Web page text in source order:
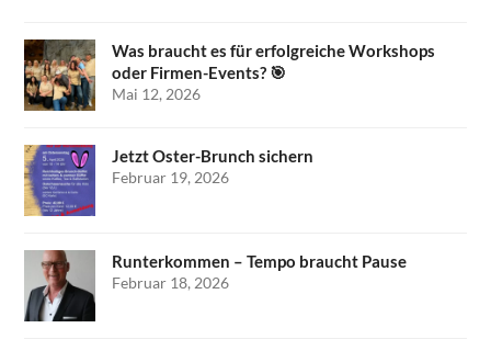
Was braucht es für erfolgreiche Workshops
oder Firmen-Events? 🎯
Mai 12, 2026
Jetzt Oster-Brunch sichern
Februar 19, 2026
Runterkommen – Tempo braucht Pause
Februar 18, 2026